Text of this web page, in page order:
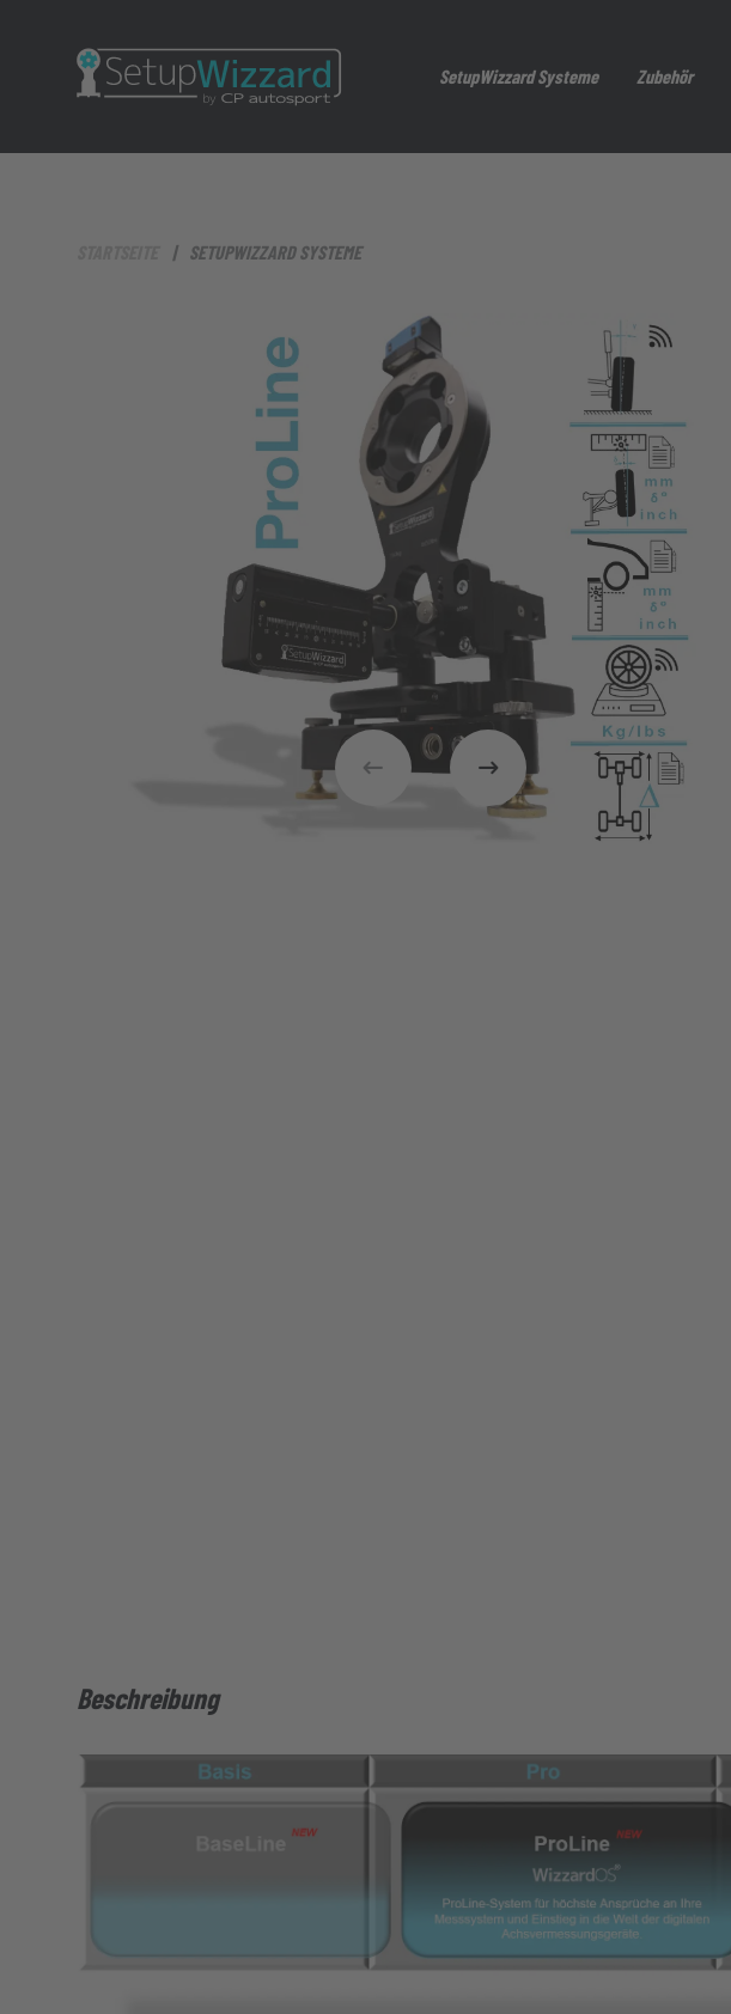
SetupWizzard Systeme Zubehör
SETUPWIZZARD SYSTEME
Beschreibung